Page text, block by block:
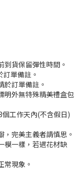
到貨保留彈性時間 。
單備註。
於訂單備註。
明外無特殊精美禮盒包
工作天內(不含假日)
完美主義者請慎思。
模一樣，若遇花材缺
常現象。